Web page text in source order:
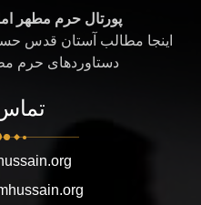
پورتال حرم مطهر
اینجا مطالب آستان قدس
دستاوردهای حرم